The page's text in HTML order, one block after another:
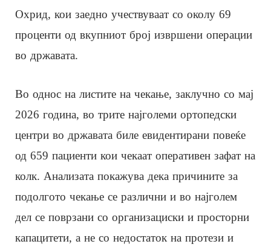
Охрид, кои заедно учествуваат со околу 69
проценти од вкупниот број извршени операции
во државата.
Во однос на листите на чекање, заклучно со мај
2026 година, во трите најголеми ортопедски
центри во државата биле евидентирани повеќе
од 659 пациенти кои чекаат оперативен зафат на
колк. Анализата покажува дека причините за
подолгото чекање се различни и во најголем
дел се поврзани со организациски и просторни
капацитети, а не со недостаток на протези и